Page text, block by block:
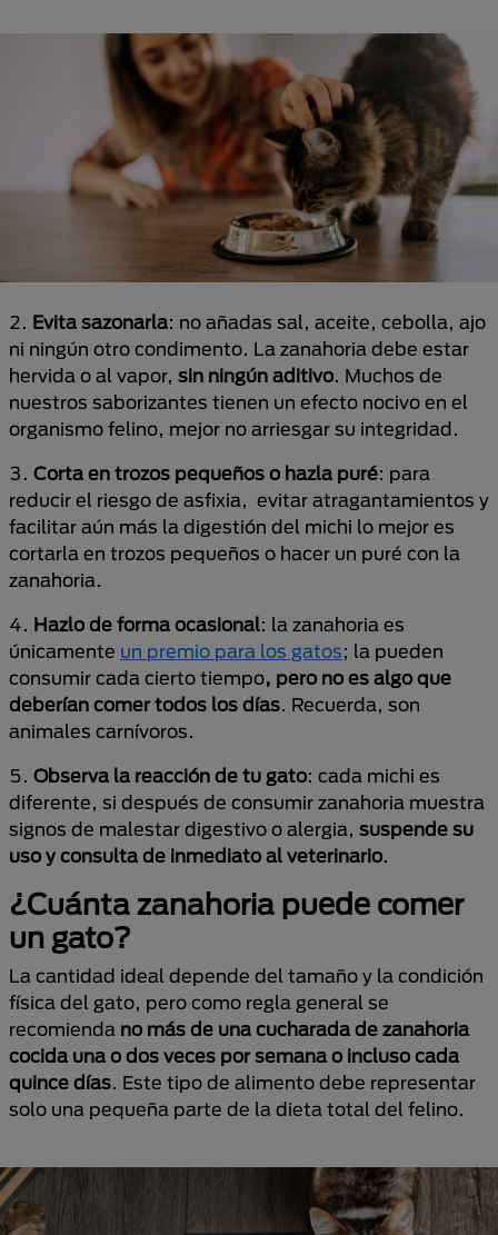
2. Evita sazonarla: no añadas sal, aceite, cebolla, ajo
ni ningún otro condimento. La zanahoria debe estar
hervida o al vapor, sin ningún aditivo . Muchos de
nuestros saborizantes tienen un efecto nocivo en el
organismo felino, mejor no arriesgar su integridad.
3. Corta en trozos pequeños o hazla puré: para
reducir el riesgo de asfixia, evitar atragantamientos y
facilitar aún más la digestión del michi lo mejor es
cortarla en trozos pequeños o hacer un puré con la
zanahoria.
4. Hazlo de forma ocasional: la zanahoria es
únicamente un premio para los gatos; la pueden
consumir cada cierto tiempo, pero no es algo que
deberían comer todos los días . Recuerda, son
animales carnívoros.
5. Observa la reacción de tu gato: cada michi es
diferente, si después de consumir zanahoria muestra
signos de malestar digestivo o alergia, suspende su
uso y consulta de inmediato al veterinario
¿Cuánta zanahoria puede comer
un gato?
La cantidad ideal depende del tamaño y la condición
física del gato, pero como regla general se
recomienda no más de una cucharada de zanahoria
cocida una o dos veces por semana o incluso cada
quince días . Este tipo de alimento debe representar
solo una pequeña parte de la dieta total del felino.